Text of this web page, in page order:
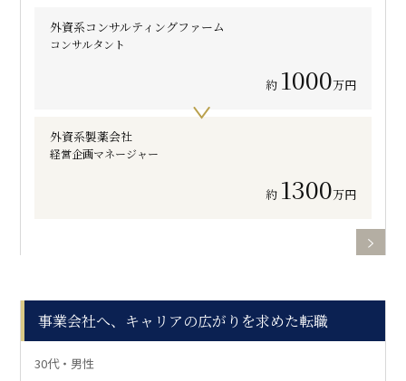
外資系コンサルティングファーム
コンサルタント
約 1000万円
外資系製薬会社
経営企画マネージャー
約 1300万円
事業会社へ、キャリアの広がりを求めた転職
30代・男性